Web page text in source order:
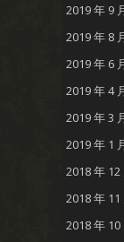
2019 年 9
2019 年 8
2019 年 6
2019 年 4
2019 年 3
2019 年 1
2018 年 12
2018 年 11
2018 年 10